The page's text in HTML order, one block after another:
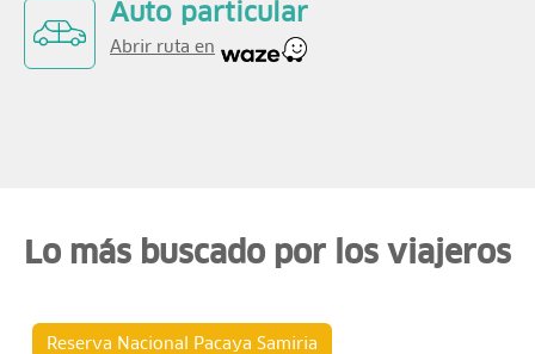
Auto particular
Abrir ruta en
Lo más buscado por los viajeros
Reserva Nacional Pacaya Samiria